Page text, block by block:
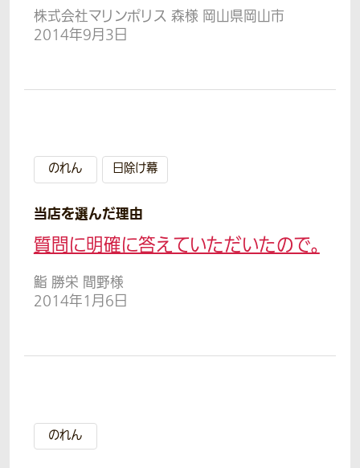
株式会社マリンポリス 森様 岡山県岡山市
2014年9月3日
のれん 日除け幕
当店を選んだ理由
質問に明確に答えていただいたので。
鮨 勝栄 間野様
2014年1月6日
のれん